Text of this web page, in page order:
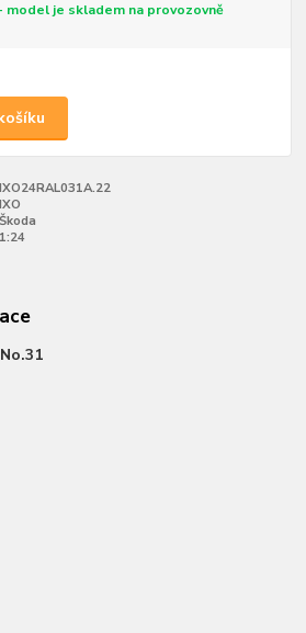
model je skladem na provozovně
IXO24RAL031A.22
IXO
Škoda
1:24